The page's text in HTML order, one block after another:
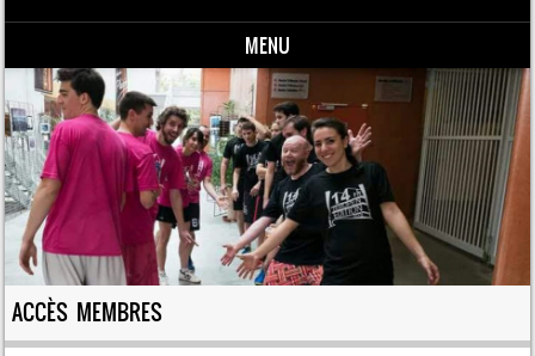
MENU
Skip to content
ACCÈS MEMBRES